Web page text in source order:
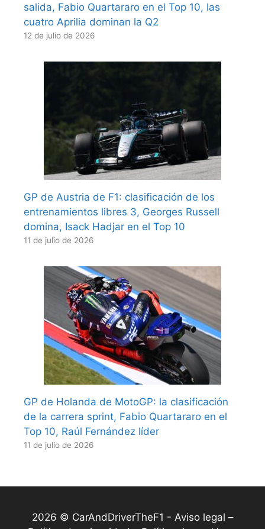
salida, Fabio Quartararo en el Top 10, las
cuatro Aprilia dominan la Q2
12 de julio de 2026
GP de Austria de F1: clasificación de los
entrenamientos libres 3, Georges Russell
domina, Isack Hadjar en el Top 10
11 de julio de 2026
GP de Holanda de MotoGP: la clasificación
de la carrera sprint, Fabio Quartararo en el
Top 10, Raúl Fernández líder
11 de julio de 2026
2026 © CarAndDriverTheF1 - Aviso legal –